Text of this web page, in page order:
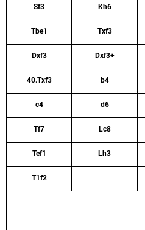
Sf3 Kh6
Tbe1 Txf3
Dxf3 Dxf3+
40.Txf3 b4
c4 d6
Tf7 Lc8
Tef1 Lh3
T1f2